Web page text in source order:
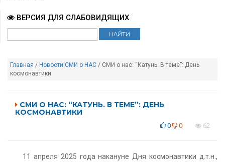
ВЕРСИЯ ДЛЯ СЛАБОВИДЯЩИХ
Главная / Новости СМИ о НАС / СМИ о нас: “Катунь. В теме”: День
космонавтики
СМИ О НАС: “КАТУНЬ. В ТЕМЕ”: ДЕНЬ
КОСМОНАВТИКИ
0 0 62
11 апреля 2025 года накануне Дня космонавтики д.т.н.,